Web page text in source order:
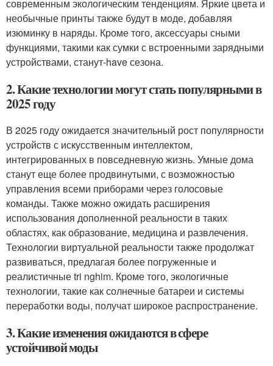
современным экологическим тенденциям. Яркие цвета и
необычные принты также будут в моде, добавляя
изюминку в наряды. Кроме того, аксессуары сными
функциями, такими как сумки с встроенными зарядными
устройствами, станут-have сезона.
2. Какие технологии могут стать популярными в
2025 году
В 2025 году ожидается значительный рост популярности
устройств с искусственным интеллектом,
интегрированных в повседневную жизнь. Умные дома
станут еще более продвинутыми, с возможностью
управления всеми приборами через голосовые
команды. Также можно ожидать расширения
использования дополненной реальности в таких
областях, как образование, медицина и развлечения.
Технологии виртуальной реальности также продолжат
развиваться, предлагая более погруженные и
реалистичные tri nghim. Кроме того, экологичные
технологии, такие как солнечные батареи и системы
переработки воды, получат широкое распространение.
3. Какие изменения ожидаются в сфере
устойчивой моды